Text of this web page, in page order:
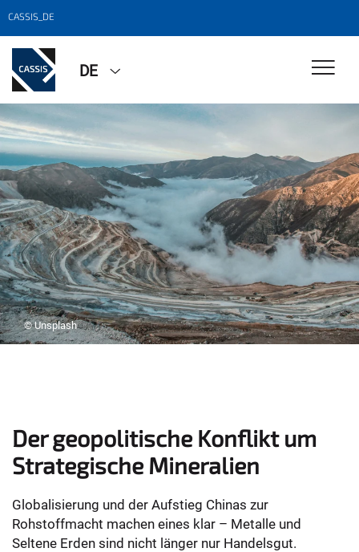
CASSIS_DE
DE
© Unsplash
Der geopolitische Konflikt um
Strategische Mineralien
Globalisierung und der Aufstieg Chinas zur
Rohstoffmacht machen eines klar – Metalle und
Seltene Erden sind nicht länger nur Handelsgut.